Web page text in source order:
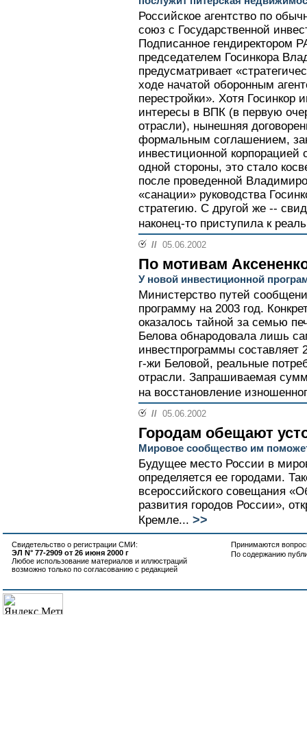
Российское агентство по
союз с Государственной
Подписанное гендиректором
председателем Госинкора
предусматривает
ходе начатой оборонным
перестройки». Хотя Госинкор
интересы в ВПК (в первую
отрасли), нынешняя
формальным соглашением,
инвестиционной
одной стороны, это стало
после проведенной
«санации» руководства
стратегию. С другой же --
наконец-то приступила к
// 05.06.2002
По мотивам
У новой инвестиционной
Министерство путей
программу на 2003 год.
оказалось тайной за семью
Белова обнародовала лишь
инвестпрограммы
г-жи Беловой, реальные
отрасли. Запрашиваемая
на восстановление
// 05.06.2002
Городам обещают
Мировое сообщество им
Будущее место России в
определяется ее городами.
всероссийского совещания
развития городов России»,
Кремле... >>
Свидетельство о регистрации СМИ:
ЭЛ N° 77-2909 от 26 июня 2000 г
Любое использование материалов и иллюстраций
возможно только по согласованию с редакцией
Принимаются
По содержанию